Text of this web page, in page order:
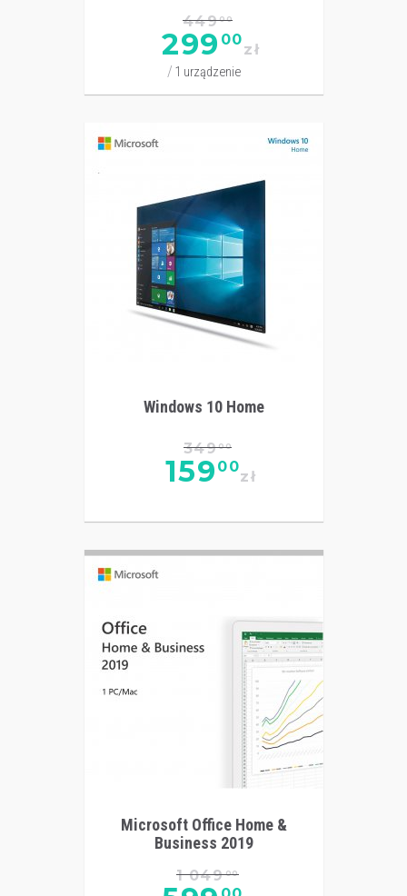
44900
299 00
zł
1 urządzenie
Windows 10 Home
34900
159 00
zł
Microsoft Office Home &
Business 2019
1 04900